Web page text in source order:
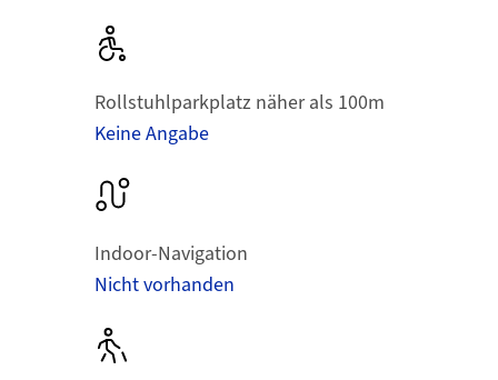
Rollstuhlparkplatz näher als 100m
Keine Angabe
Indoor-Navigation
Nicht vorhanden